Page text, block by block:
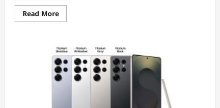
Read MoreRead
more
iPhone
17
Desember
2025,
Flagship
Apple